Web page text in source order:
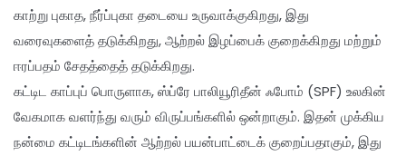
காற்று புகாத, நீர்ப்புகா தடையை உருவாக்குகிறது, இது
வரைவுகளைத் தடுக்கிறது, ஆற்றல் இழப்பைக் குறைக்கிறது மற்றும்
ஈரப்பதம் சேதத்தைத் தடுக்கிறது.
கட்டிட காப்புப் பொருளாக, ஸ்ப்ரே பாலியூரிதீன் ஃபோம் (SPF) உலகின்
வேகமாக வளர்ந்து வரும் விருப்பங்களில் ஒன்றாகும். இதன் முக்கிய
நன்மை கட்டிடங்களின் ஆற்றல் பயன்பாட்டைக் குறைப்பதாகும், இது